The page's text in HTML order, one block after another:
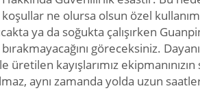
ne olursa olsun özel
ya da soğukta çalışırken
göreceksiniz.
kayışlarımız ekipmanınızın
aynı zamanda yolda uzun